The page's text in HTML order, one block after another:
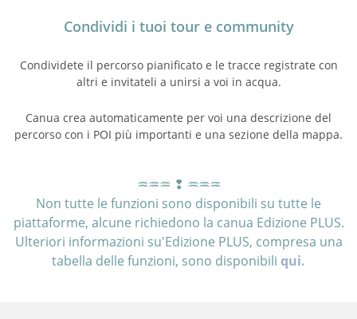
Condividi i tuoi tour e community
Condividete il percorso pianificato e le tracce registrate con
altri e invitateli a unirsi a voi in acqua.
Canua crea automaticamente per voi una descrizione del
percorso con i POI più importanti e una sezione della mappa.
♒︎♒︎♒︎ ❢ ♒︎♒︎♒︎
Non tutte le funzioni sono disponibili su tutte le
piattaforme, alcune richiedono la canua Edizione PLUS.
Ulteriori informazioni su'Edizione PLUS, compresa una
tabella delle funzioni, sono disponibili qui.